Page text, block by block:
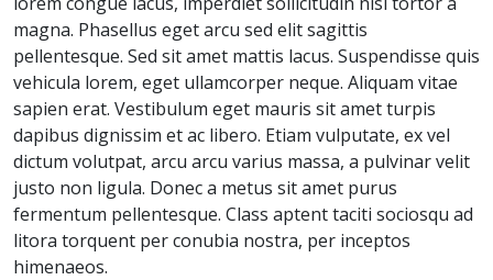
magna. Phasellus eget arcu sed elit sagittis
pellentesque. Sed sit amet mattis lacus. Suspendisse quis
vehicula lorem, eget ullamcorper neque. Aliquam vitae
sapien erat. Vestibulum eget mauris sit amet turpis
dapibus dignissim et ac libero. Etiam vulputate, ex vel
dictum volutpat, arcu arcu varius massa, a pulvinar velit
justo non ligula. Donec a metus sit amet purus
fermentum pellentesque. Class aptent taciti sociosqu ad
litora torquent per conubia nostra, per inceptos
himenaeos.